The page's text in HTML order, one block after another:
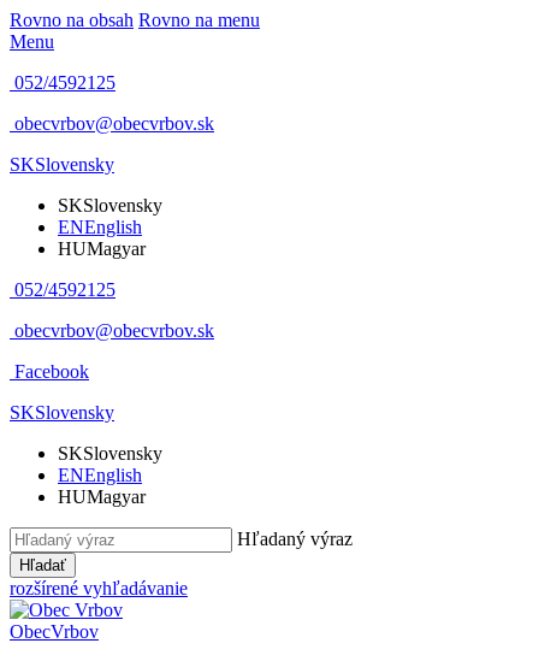
Rovno na obsah Rovno na menu
Menu
052/4592125
obecvrbov@obecvrbov.sk
SKSlovensky
SKSlovensky
ENEnglish
HUMagyar
052/4592125
obecvrbov@obecvrbov.sk
Facebook
SKSlovensky
SKSlovensky
ENEnglish
HUMagyar
Hľadaný výraz
Hľadať
rozšírené vyhľadávanie
ObecVrbov